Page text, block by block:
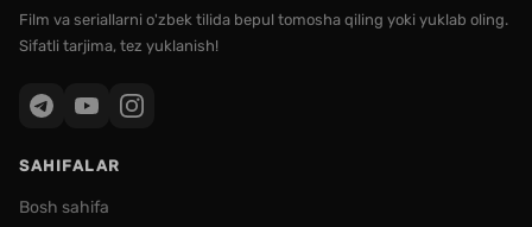
Film va seriallarni o'zbek tilida bepul tomosha qiling yoki yuklab oling.
Sifatli tarjima, tez yuklanish!
SAHIFALAR
Bosh sahifa